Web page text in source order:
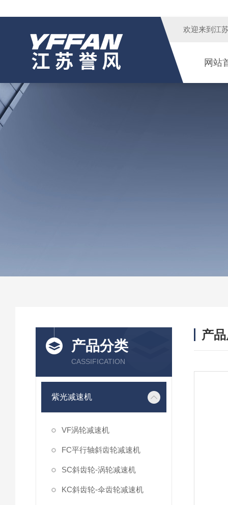
欢迎来到 江
网站
产品分类
CASSIFICATION
紫光减速机
VF涡轮减速机
FC平行轴斜齿轮减速机
SC斜齿轮-涡轮减速机
KC斜齿轮-伞齿轮减速机
产